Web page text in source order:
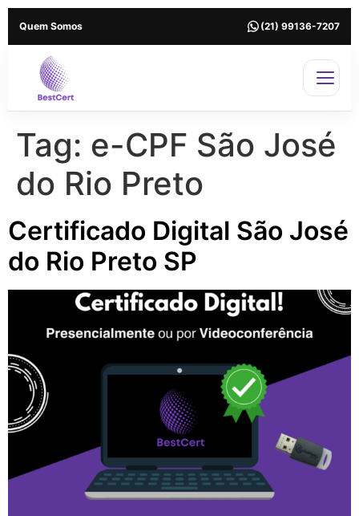
Quem Somos (21) 99136-7207
Tag: e-CPF São José
do Rio Preto
Certificado Digital São José
do Rio Preto SP